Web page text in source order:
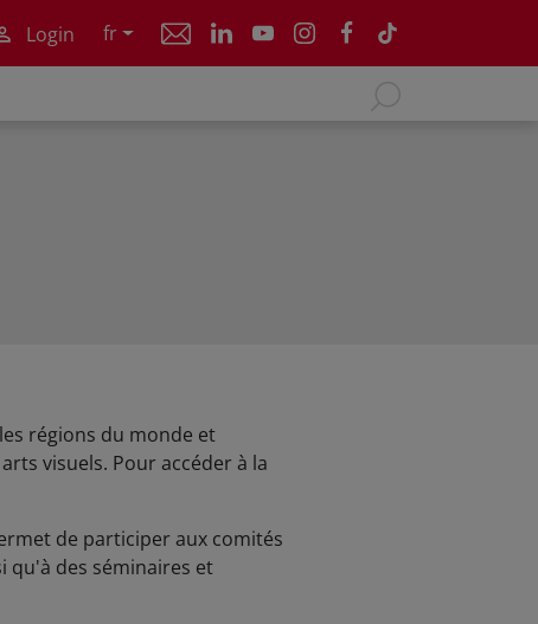
Login fr
régions du monde et
visuels. Pour accéder à la
de participer aux comités
qu'à des séminaires et